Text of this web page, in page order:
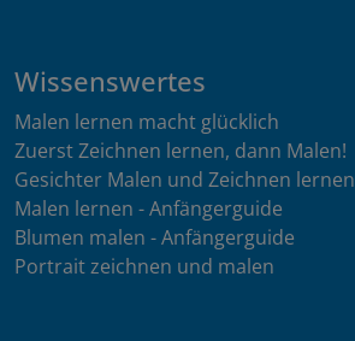
Wissenswertes
Malen lernen macht glücklich
Zuerst Zeichnen lernen, dann Malen!
Gesichter Malen und Zeichnen lernen
Malen lernen - Anfängerguide
Blumen malen - Anfängerguide
Portrait zeichnen und malen